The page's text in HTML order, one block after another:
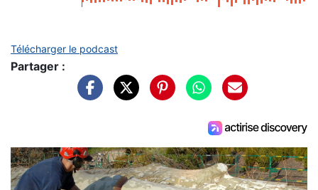
Télécharger le podcast
Partager :